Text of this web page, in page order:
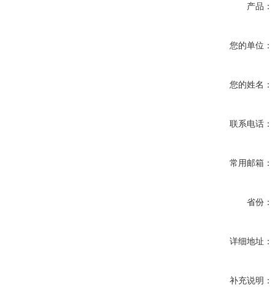
产品：
您的单位：
您的姓名：
联系电话：
常用邮箱：
省份：
详细地址：
补充说明：